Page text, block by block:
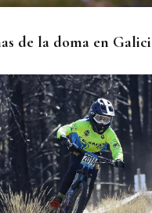
de la doma en